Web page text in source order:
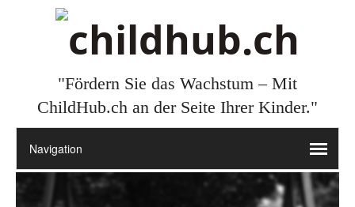
"Fördern Sie das Wachstum – Mit
ChildHub.ch an der Seite Ihrer Kinder."